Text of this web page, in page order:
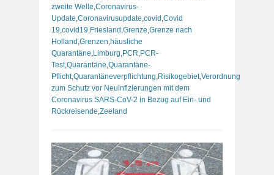
zweite Welle,Coronavirus-
Update,Coronavirusupdate,covid ,Covid
19,covid19,Friesland ,Grenze,Grenze nach
Holland ,Grenzen,häusliche
Quarantäne,Limburg,PCR,PCR-
Test,Quarantäne,Quarantäne-
Pflicht,Quarantäneverpflichtung,Risikogebiet,Verordnung
zum Schutz vor Neuinfizierungen mit dem
Coronavirus SARS-CoV-2 in Bezug auf Ein- und
Rückreisende,Zeeland